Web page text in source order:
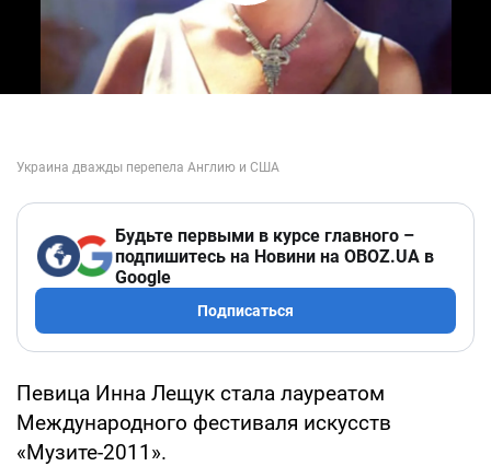
Будьте первыми в курсе главного –
подпишитесь на Новини на OBOZ.UA в
Google
Подписаться
Певица Инна Лещук стала лауреатом
Международного фестиваля искусств
«Музите-2011».